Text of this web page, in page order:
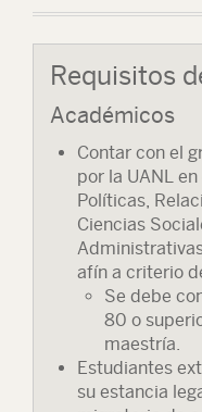
Requisitos
Académicos
Contar con el
por la UANL
Políticas,
Ciencias
afín a criterio
Se debe
80 o
maestría.
Estudiantes
su estancia